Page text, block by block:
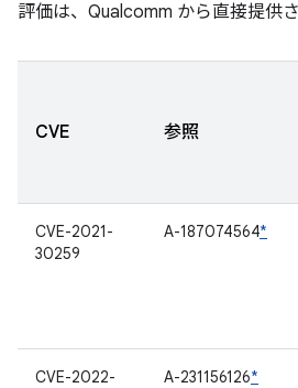
評価は、Qualcomm から直接提供さ
CVE 参照
CVE-2021-
30259
A-187074564*
CVE-2022-
A-231156126*